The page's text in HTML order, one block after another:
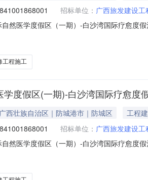
招标单位： 广西旅发建设
自然医学度假区（一期）-白沙湾国际疗愈度
（项目代码：2019-450603-70-03-033673
工程施工
学度假区(一期)-白沙湾国际疗愈度
广西壮族自治区｜防城港市｜防城区
工程
招标单位： 广西旅发建设
自然医学度假区（一期）-白沙湾国际疗愈度
项目代码：2019-450603-70-03-033673）